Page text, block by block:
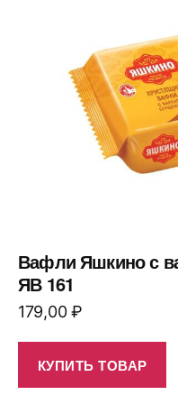
Вафли Яшкино с
ЯВ 161
179,00₽
КУПИТЬ ТОВАР